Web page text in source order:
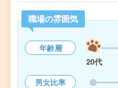
職場の雰囲気
年齢層
20代
男女比率